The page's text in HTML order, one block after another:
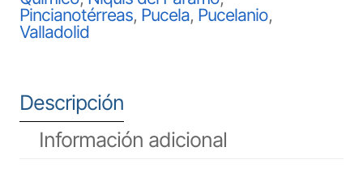
Pincianotérreas, Pucela, Pucelanio,
Valladolid
Descripción
Información adicional